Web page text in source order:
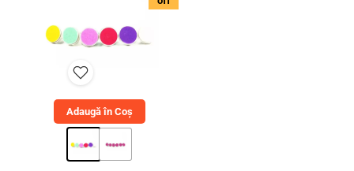
230,00 lei.
Adaugă în Coș
Instagram